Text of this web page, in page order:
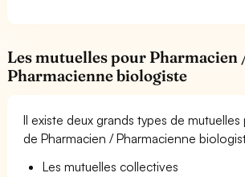
Les mutuelles pour Pharmacien
Pharmacienne biologiste
Il existe deux grands types de
de Pharmacien / Pharmacienne
Les mutuelles collectives